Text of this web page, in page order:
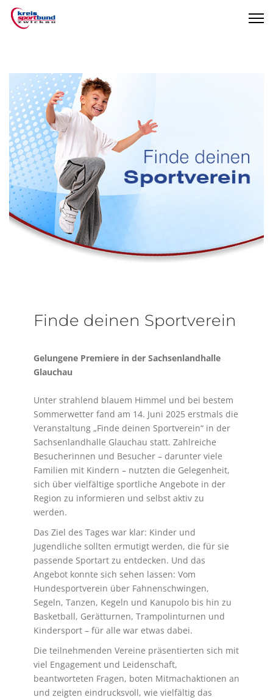
Finde deinen Sportverein
Gelungene Premiere in der Sachsenlandhalle
Glauchau
Unter strahlend blauem Himmel und bei bestem
Sommerwetter fand am 14. Juni 2025 erstmals die
Veranstaltung „Finde deinen Sportverein“ in der
Sachsenlandhalle Glauchau statt. Zahlreiche
Besucherinnen und Besucher – darunter viele
Familien mit Kindern – nutzten die Gelegenheit,
sich über vielfältige sportliche Angebote in der
Region zu informieren und selbst aktiv zu
werden.
Das Ziel des Tages war klar: Kinder und
Jugendliche sollten ermutigt werden, die für sie
passende Sportart zu entdecken. Und das
Angebot konnte sich sehen lassen: Vom
Hundesportverein über Fahnenschwingen,
Segeln, Tanzen, Kegeln und Kanupolo bis hin zu
Basketball, Gerätturnen, Trampolinturnen und
Kindersport – für alle war etwas dabei.
Die teilnehmenden Vereine präsentierten sich mit
viel Engagement und Leidenschaft,
beantworteten Fragen, boten Mitmachaktionen an
und zeigten eindrucksvoll, wie vielfältig das